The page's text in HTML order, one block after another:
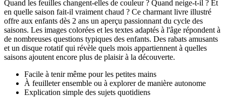
Quand les feuilles changent-elles de couleur ? Quand neige-t-il ? Et
en quelle saison fait-il vraiment chaud ? Ce charmant livre illustré
offre aux enfants dès 2 ans un aperçu passionnant du cycle des
saisons. Les images colorées et les textes adaptés à l'âge répondent à
de nombreuses questions typiques des enfants. Des rabats amusants
et un disque rotatif qui révèle quels mois appartiennent à quelles
saisons ajoutent encore plus de plaisir à la découverte.
Facile à tenir même pour les petites mains
À feuilleter ensemble ou à explorer de manière autonome
Explication simple des sujets quotidiens